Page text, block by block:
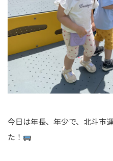
今日は年長、年少で、北斗市
た！